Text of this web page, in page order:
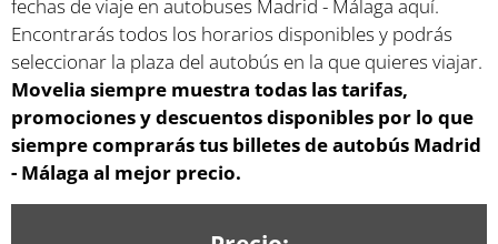
fechas de viaje en autobuses Madrid - Málaga aquí.
Encontrarás todos los horarios disponibles y podrás
seleccionar la plaza del autobús en la que quieres viajar.
Movelia siempre muestra todas las tarifas,
promociones y descuentos disponibles por lo que
siempre comprarás tus billetes de autobús Madrid
- Málaga al mejor precio.